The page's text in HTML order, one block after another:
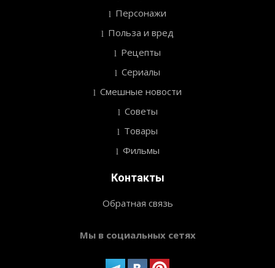
Персонажи
Польза и вред
Рецепты
Сериалы
Смешные новости
Советы
Товары
Фильмы
Контакты
Обратная связь
Мы в социальных сетях